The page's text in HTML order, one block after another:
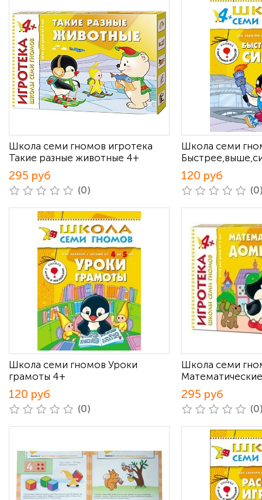
Школа семи гномов игротека
Такие разные животные 4+
295 руб
(0)
Школа семи
120 руб
Школа семи гномов Уроки
грамоты 4+
120 руб
(0)
Школа семи
295 руб